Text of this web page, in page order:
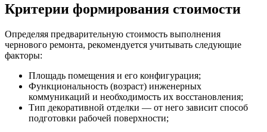
Критерии формирования стоимости
Определяя предварительную стоимость выполнения
чернового ремонта, рекомендуется учитывать следующие
факторы:
Площадь помещения и его конфигурация;
Функциональность (возраст) инженерных
коммуникаций и необходимость их восстановления;
Тип декоративной отделки — от него зависит способ
подготовки рабочей поверхности;